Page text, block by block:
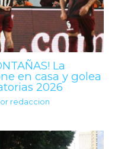
La
en casa y golea
2026
redaccion